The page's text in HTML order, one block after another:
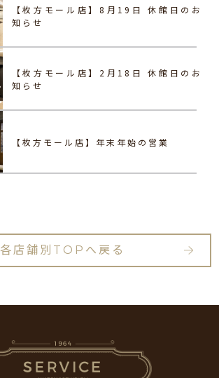
【枚方モール店】8月19日 休館日のお
知らせ
【枚方モール店】2月18日 休館日のお
知らせ
【枚方モール店】年末年始の営業
各店舗別TOPへ戻る